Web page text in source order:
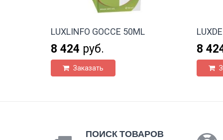
LUXLINFO GOCCE 50ML
8 424 руб.
Заказать
8
ПОИСК ТОВАРОВ